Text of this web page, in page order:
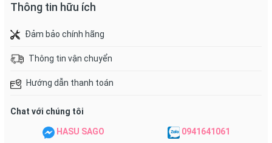
• Thương hiệu: KUMANO
• Dung tích: 480ml/ 1 chai
• Thành phần: Nước, Laureth Na, PG, cocamit DEA,
dimetylamin stearamidopropyl, guar hydroxypropyltrimonium
, denatured alcohol, EDTA-4Na, axit benzoic Na,
phenoxyethanol, hương liệu
Thông tin hữu ích
Đảm bảo chính hãng
Thông tin vận chuyển
Hướng dẫn thanh toán
Chat với chúng tôi
HASU SAGO 0941641061